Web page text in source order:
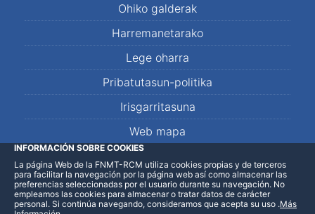
Ohiko galderak
Harremanetarako
Lege oharra
Pribatutasun-politika
Irisgarritasuna
Web mapa
LinkedInFacebookWhatsApp
INFORMACIÓN SOBRE COOKIES
La página Web de la FNMT-RCM utiliza cookies propias y de terceros
para facilitar la navegación por la página web así como almacenar las
preferencias seleccionadas por el usuario durante su navegación. No
empleamos las cookies para almacenar o tratar datos de carácter
personal. Si continúa navegando, consideramos que acepta su uso .Más